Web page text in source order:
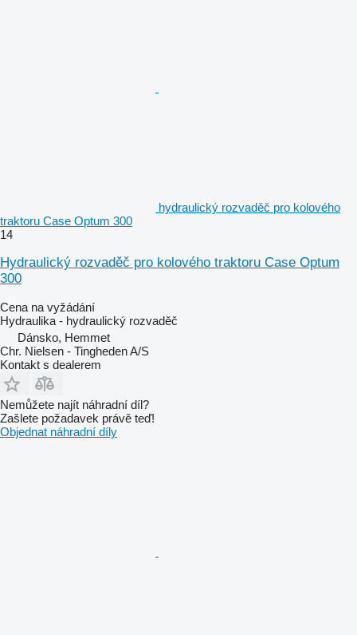
hydraulický rozvaděč pro kolového
traktoru Case Optum 300
14
Hydraulický rozvaděč pro kolového traktoru Case Optum
300
Cena na vyžádání
Hydraulika - hydraulický rozvaděč
Dánsko, Hemmet
Chr. Nielsen - Tingheden A/S
Kontakt s dealerem
Nemůžete najít náhradní díl?
Zašlete požadavek právě teď!
Objednat náhradní díly